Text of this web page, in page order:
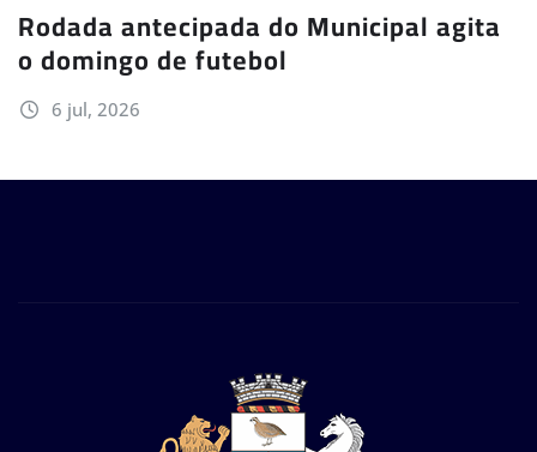
Rodada antecipada do Municipal agita
o domingo de futebol
6 jul, 2026